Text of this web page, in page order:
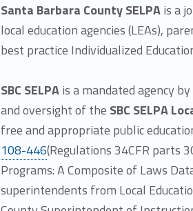
Santa Barbara County SELPAis a
local education agencies (LEAs),
best practice Individualized
SBC SELPAis a mandated agency
and oversight of the SBC SELPA
free and appropriate public
108-446(Regulations 34CFR parts
Programs: A Composite of Laws
superintendents from Local